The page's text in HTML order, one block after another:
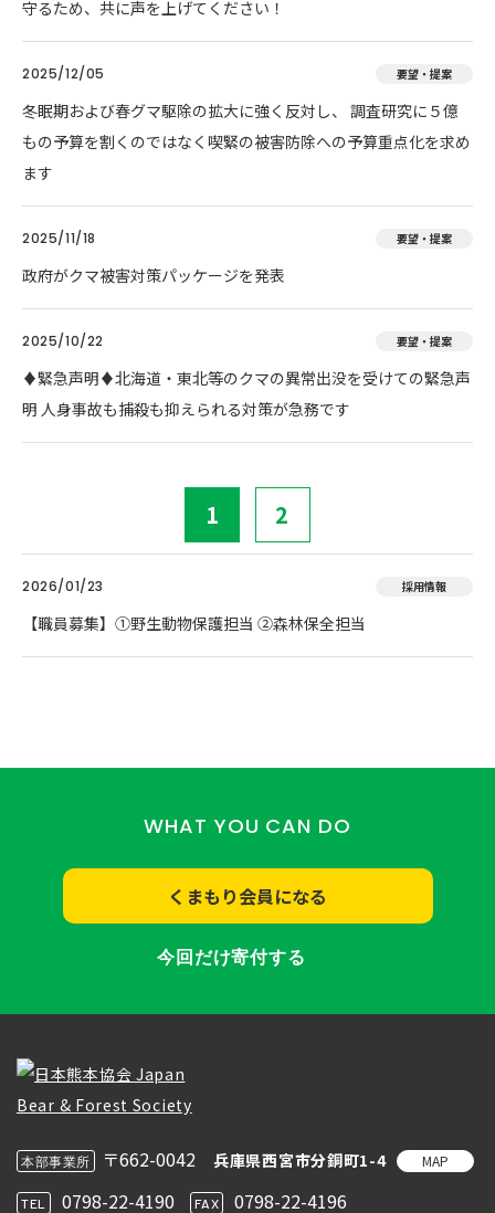
守るため、共に声を上げてください！
2025/12/05 要望・提案
冬眠期および春グマ駆除の拡大に強く反対し、 調査研究に５億
もの予算を割くのではなく喫緊の被害防除への予算重点化を求め
ます
2025/11/18 要望・提案
政府がクマ被害対策パッケージを発表
2025/10/22 要望・提案
♦️緊急声明♦️北海道・東北等のクマの異常出没を受けての緊急声
明 人身事故も捕殺も抑えられる対策が急務です
1 2
2026/01/23 採用情報
【職員募集】①野生動物保護担当 ②森林保全担当
WHAT YOU CAN DO
くまもり会員になる
今回だけ寄付する
本部事業所 〒662-0042 兵庫県西宮市分銅町1-4 MAP
TEL 0798-22-4190 FAX 0798-22-4196